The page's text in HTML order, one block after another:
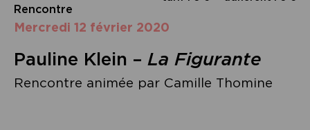
Rencontre
mercredi 12 février 2020
Pauline Klein – La Figurante
Rencontre animée par Camille Thomine